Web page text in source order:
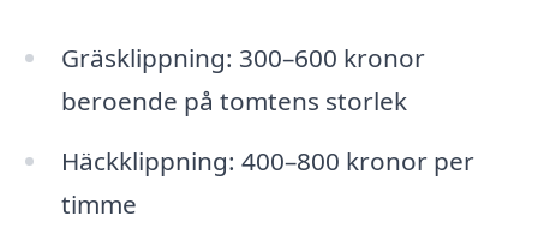
Gräsklippning: 300–600 kronor
beroende på tomtens storlek
Häckklippning: 400–800 kronor per
timme